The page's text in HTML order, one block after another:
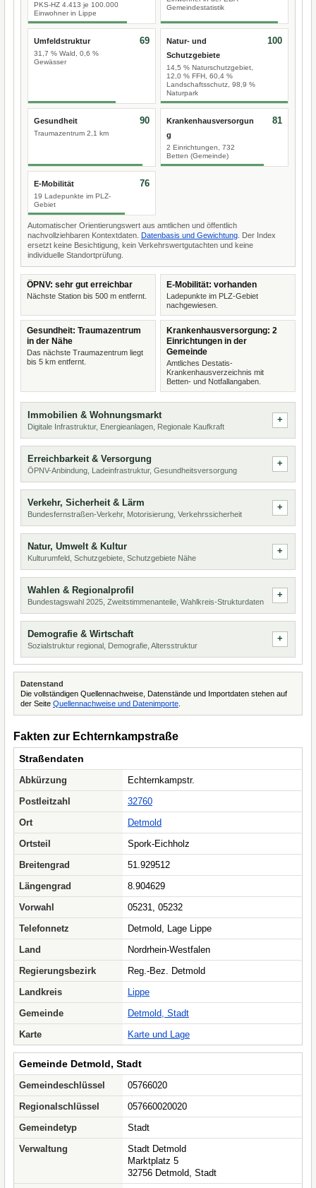
PKS-HZ 4.413 je 100.000
Einwohner in Lippe
Gemeindestatistik
Umfeldstruktur
31,7 % Wald, 0,6 %
Gewässer
69
Natur- und
Schutzgebiete
14,5 % Naturschutzgebiet,
12,0 % FFH, 60,4 %
Landschaftsschutz, 98,9 %
Naturpark
100
Gesundheit
Traumazentrum 2,1 km
90
Krankenhausversorgun
g
2 Einrichtungen, 732
Betten (Gemeinde)
81
E-Mobilität
19 Ladepunkte im PLZ-
Gebiet
76
Automatischer Orientierungswert aus amtlichen und öffentlich
nachvollziehbaren Kontextdaten. Datenbasis und Gewichtung . Der Index
ersetzt keine Besichtigung, kein Verkehrswertgutachten und keine
individuelle Standortprüfung.
ÖPNV: sehr gut erreichbar
Nächste Station bis 500 m entfernt.
E-Mobilität: vorhanden
Ladepunkte im PLZ-Gebiet
nachgewiesen.
Gesundheit: Traumazentrum
in der Nähe
Das nächste Traumazentrum liegt
bis 5 km entfernt.
Krankenhausversorgung: 2
Einrichtungen in der
Gemeinde
Amtliches Destatis-
Krankenhausverzeichnis mit
Betten- und Notfallangaben.
Immobilien & Wohnungsmarkt
Digitale Infrastruktur, Energieanlagen, Regionale Kaufkraft
Erreichbarkeit & Versorgung
ÖPNV-Anbindung, Ladeinfrastruktur, Gesundheitsversorgung
Verkehr, Sicherheit & Lärm
Bundesfernstraßen-Verkehr, Motorisierung, Verkehrssicherheit
Natur, Umwelt & Kultur
Kulturumfeld, Schutzgebiete, Schutzgebiete Nähe
Wahlen & Regionalprofil
Bundestagswahl 2025, Zweitstimmenanteile, Wahlkreis-Strukturdaten
Demografie & Wirtschaft
Sozialstruktur regional, Demografie, Altersstruktur
Datenstand
Die vollständigen Quellennachweise, Datenstände und Importdaten stehen auf
der Seite Quellennachweise und Datenimporte
Fakten zur Echternkampstraße
Straßendaten
Abkürzung
Echternkampstr.
Postleitzahl
32760
Ort
Detmold
Ortsteil
Spork-Eichholz
Breitengrad
51.929512
Längengrad
8.904629
Vorwahl
05231, 05232
Telefonnetz
Detmold, Lage Lippe
Land
Nordrhein-Westfalen
Regierungsbezirk
Reg.-Bez. Detmold
Landkreis
Lippe
Gemeinde
Detmold, Stadt
Karte
Karte und Lage
Gemeinde Detmold, Stadt
Gemeindeschlüssel
05766020
Regionalschlüssel
057660020020
Gemeindetyp
Stadt
Verwaltung
Stadt Detmold
Marktplatz 5
32756 Detmold, Stadt